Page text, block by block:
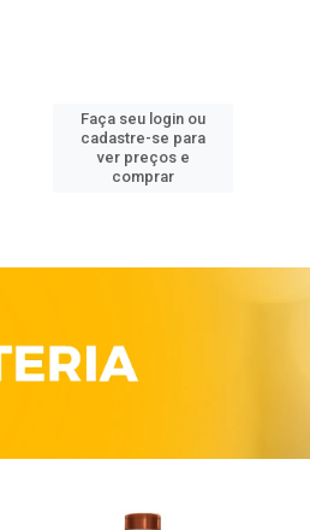
Faça seu login ou
cadastre-se para
ver preços e
comprar